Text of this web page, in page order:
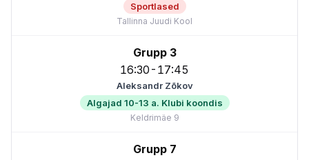
Sportlased
Tallinna Juudi Kool
16:30-17:45
Grupp 3
Algajad 10-13 a. Klubi koondis
Aleksandr Zõkov
Keldrimäe 9
Grupp 7